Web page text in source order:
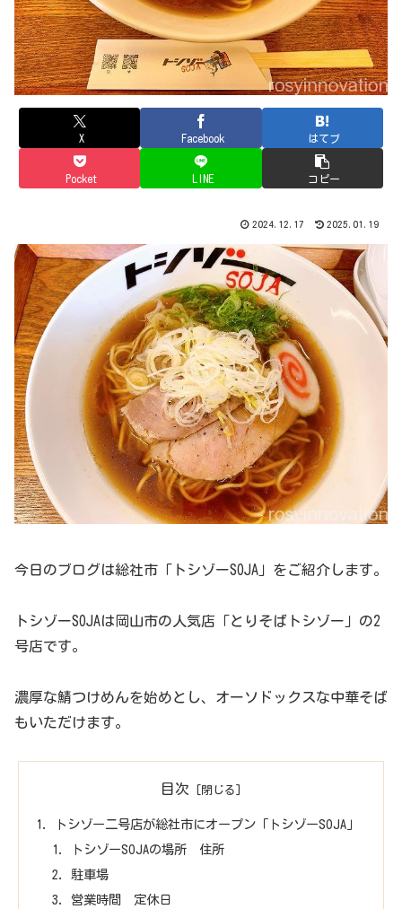
X Facebook はてブ
Pocket LINE コピー
2024.12.17 2025.01.19
今日のブログは総社市「トシゾーSOJA」をご紹介します。
トシゾーSOJAは岡山市の人気店「とりそばトシゾー」の2
号店です。
濃厚な鯖つけめんを始めとし、オーソドックスな中華そば
もいただけます。
目次
トシゾー二号店が総社市にオープン「トシゾーSOJA」
トシゾーSOJAの場所 住所
駐車場
営業時間 定休日